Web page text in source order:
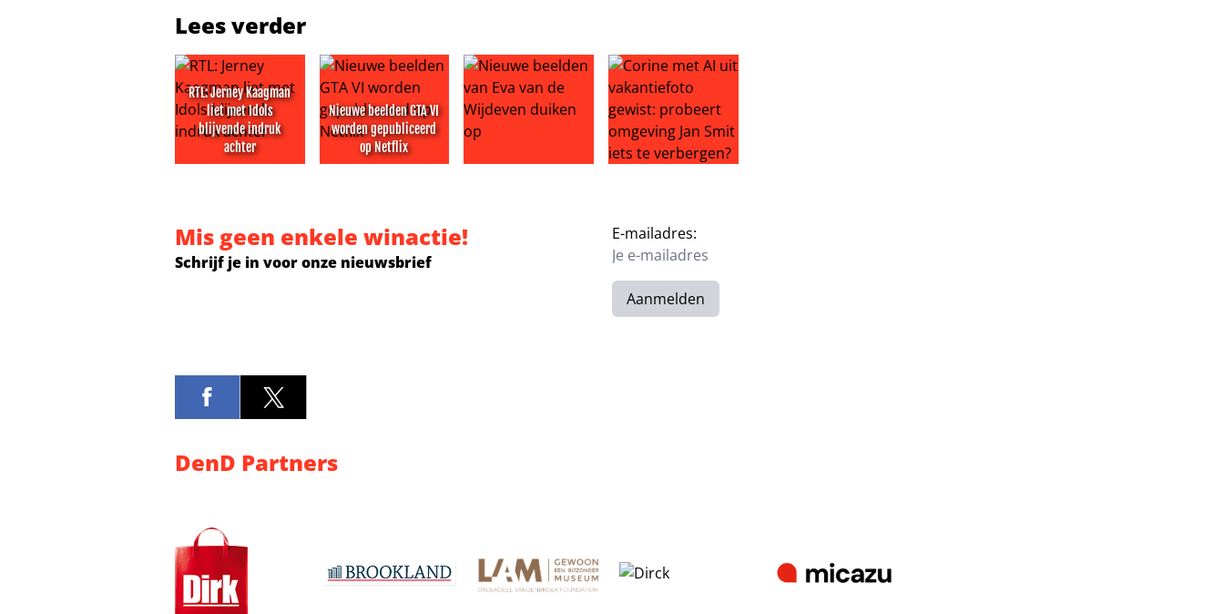
Lees verder
RTL: Jerney Kaagman
liet met Idols
blijvende indruk
achter
Nieuwe beelden GTA VI
worden gepubliceerd
op Netflix
Mis geen enkele winactie!
Schrijf je in voor onze nieuwsbrief
E-mailadres:
Aanmelden
DenD Partners